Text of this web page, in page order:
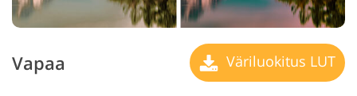
Vapaa Väriluokitus LUT